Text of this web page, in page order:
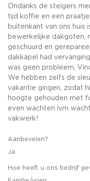
Ondanks de steigers
tijd koffie en een
buitenkant van ons huis
bewerkelijke dakgoten,
geschuurd en
dakkapel had
was geen probleem,
We hebben zelfs de
vakantie gingen, zodat
hoogte gehouden met
even wachten ivm
vakwerk!
Aanbevelen?
Ja
Hoe heeft u ons bedrijf